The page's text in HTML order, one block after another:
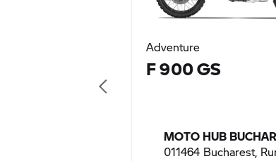
Adventure
F 900 GS
MOTO HUB
011464 Bucharest,